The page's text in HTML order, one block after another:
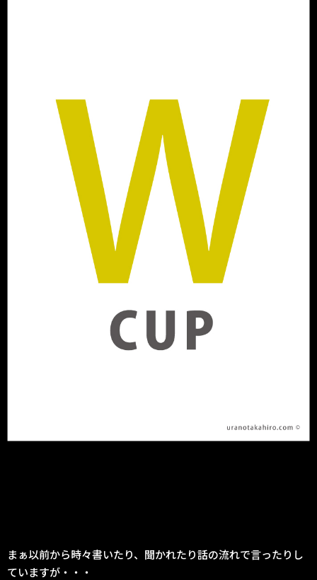
まぁ以前から時々書いたり、聞かれたり話の流れで言ったりし
ていますが・・・